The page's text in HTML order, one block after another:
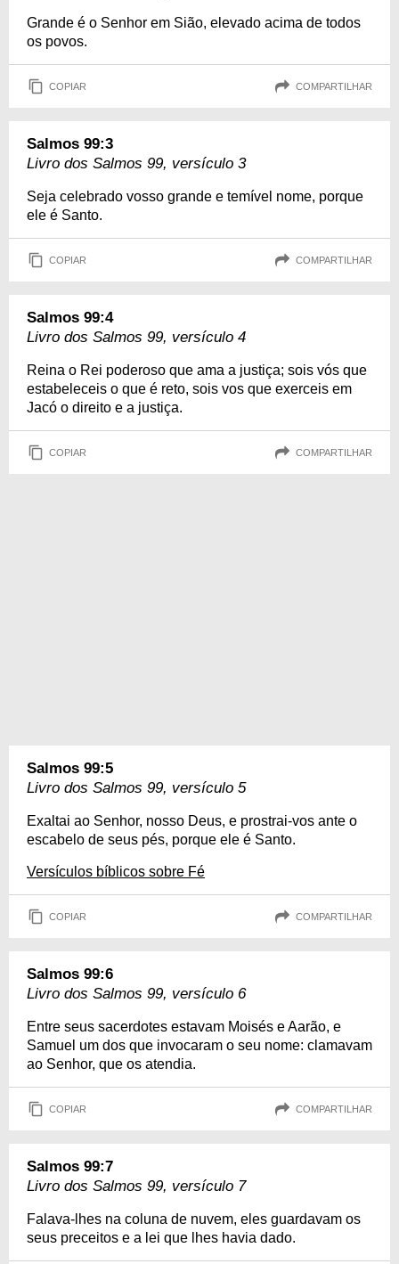
Grande é o Senhor em Sião, elevado acima de todos
os povos.
COPIAR COMPARTILHAR
Salmos 99:3
Livro dos Salmos 99, versículo 3
Seja celebrado vosso grande e temível nome, porque
ele é Santo.
COPIAR COMPARTILHAR
Salmos 99:4
Livro dos Salmos 99, versículo 4
Reina o Rei poderoso que ama a justiça; sois vós que
estabeleceis o que é reto, sois vos que exerceis em
Jacó o direito e a justiça.
COPIAR COMPARTILHAR
Salmos 99:5
Livro dos Salmos 99, versículo 5
Exaltai ao Senhor, nosso Deus, e prostrai-vos ante o
escabelo de seus pés, porque ele é Santo.
Versículos bíblicos sobre Fé
COPIAR COMPARTILHAR
Salmos 99:6
Livro dos Salmos 99, versículo 6
Entre seus sacerdotes estavam Moisés e Aarão, e
Samuel um dos que invocaram o seu nome: clamavam
ao Senhor, que os atendia.
COPIAR COMPARTILHAR
Salmos 99:7
Livro dos Salmos 99, versículo 7
Falava-lhes na coluna de nuvem, eles guardavam os
seus preceitos e a lei que lhes havia dado.